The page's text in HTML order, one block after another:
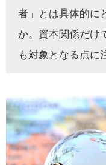
者」とは具体的に
か。資本関係だけ
も対象となる点に